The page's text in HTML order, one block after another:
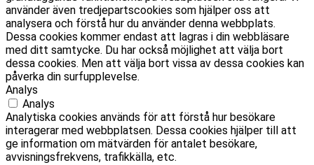
använder även tredjepartscookies som hjälper oss att
analysera och förstå hur du använder denna webbplats.
Dessa cookies kommer endast att lagras i din webbläsare
med ditt samtycke. Du har också möjlighet att välja bort
dessa cookies. Men att välja bort vissa av dessa cookies kan
påverka din surfupplevelse.
Analys
Analys
Analytiska cookies används för att förstå hur besökare
interagerar med webbplatsen. Dessa cookies hjälper till att
ge information om mätvärden för antalet besökare,
avvisningsfrekvens, trafikkälla, etc.